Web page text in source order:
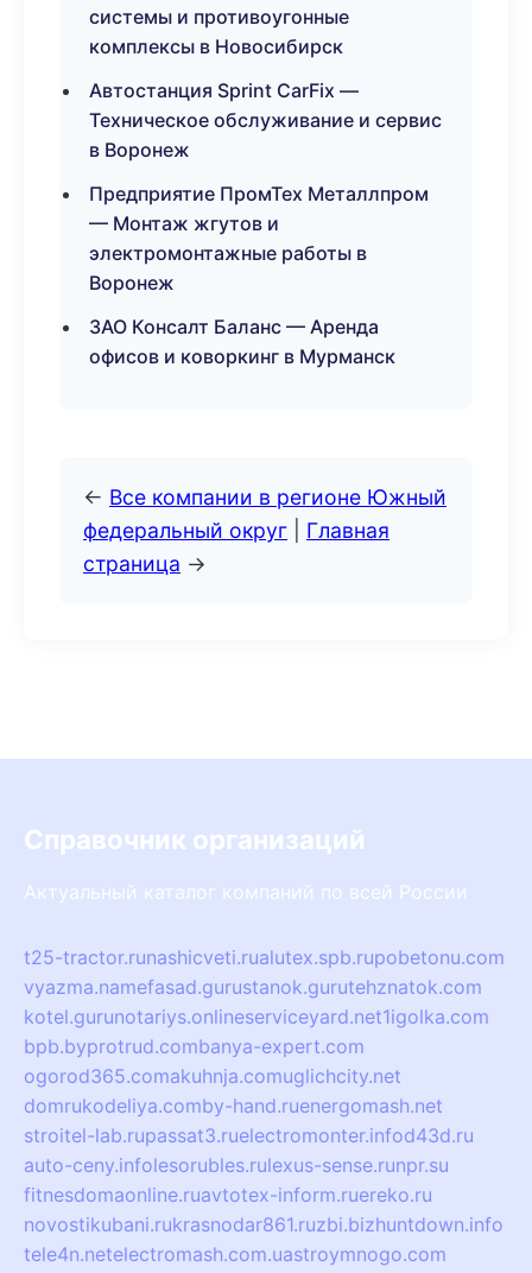
системы и противоугонные
комплексы в Новосибирск
Автостанция Sprint CarFix —
Техническое обслуживание и сервис
в Воронеж
Предприятие ПромТех Металлпром
— Монтаж жгутов и
электромонтажные работы в
Воронеж
ЗАО Консалт Баланс — Аренда
офисов и коворкинг в Мурманск
← Все компании в регионе Южный
федеральный округ
Главная
страница →
Справочник организаций
Актуальный каталог компаний по всей России
t25-tractor.runashicveti.rualutex.spb.rupobetonu.com
vyazma.namefasad.gurustanok.gurutehznatok.com
kotel.gurunotariys.onlineserviceyard.net1igolka.com
bpb.byprotrud.combanya-expert.com
ogorod365.comakuhnja.comuglichcity.net
domrukodeliya.comby-hand.ruenergomash.net
stroitel-lab.rupassat3.ruelectromonter.infod43d.ru
auto-ceny.infolesorubles.rulexus-sense.runpr.su
fitnesdomaonline.ruavtotex-inform.ruereko.ru
novostikubani.rukrasnodar861.ruzbi.bizhuntdown.info
tele4n.netelectromash.com.uastroymnogo.com